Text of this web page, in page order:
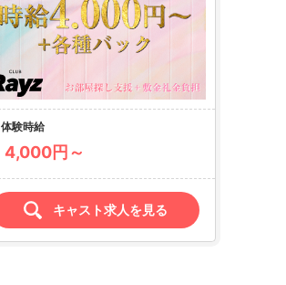
体験時給
4,000円～
キャスト求人を見る